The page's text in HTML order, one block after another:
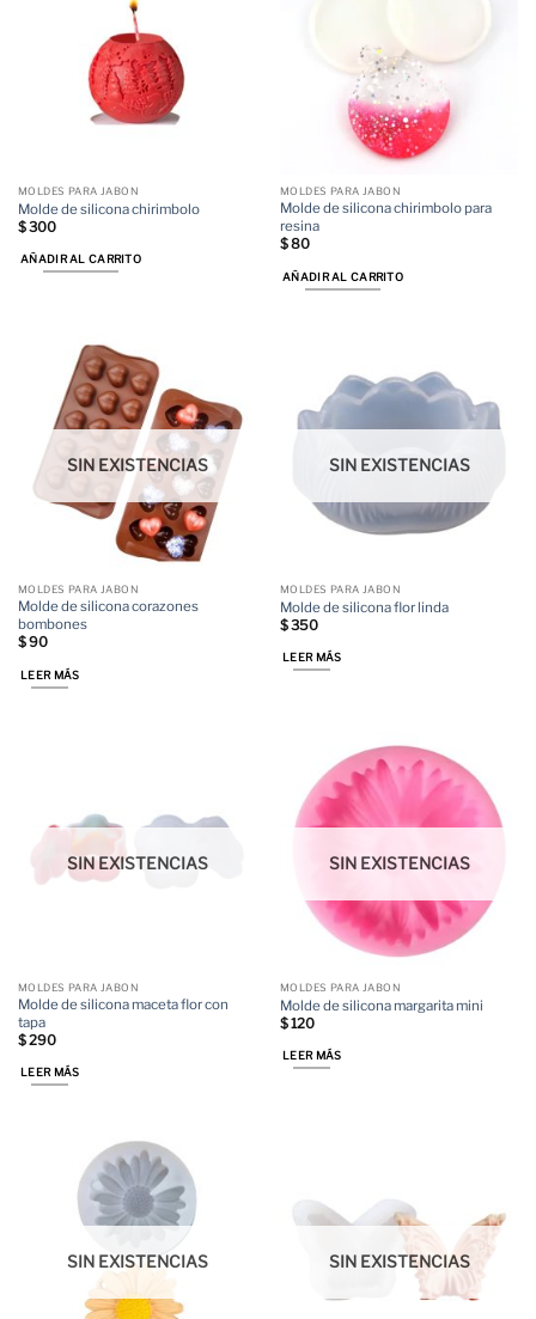
MOLDES PARA JABON
Molde de silicona chirimbolo
$300
AÑADIR AL CARRITO
MOLDES PARA JABON
Molde de silicona chirimbolo para
resina
$80
AÑADIR AL CARRITO
SIN EXISTENCIAS
MOLDES PARA JABON
Molde de silicona corazones
bombones
$90
LEER MÁS
SIN EXISTENCIAS
MOLDES PARA JABON
Molde de silicona flor linda
$350
LEER MÁS
SIN EXISTENCIAS
MOLDES PARA JABON
Molde de silicona maceta flor con
tapa
$290
LEER MÁS
SIN EXISTENCIAS
MOLDES PARA JABON
Molde de silicona margarita mini
$120
LEER MÁS
SIN EXISTENCIAS SIN EXISTENCIAS